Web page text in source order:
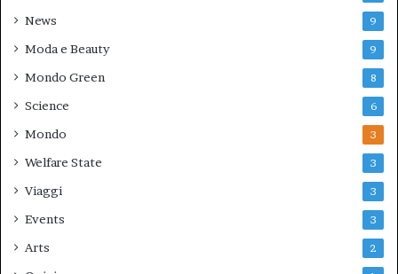
News 9
Moda e Beauty 9
Mondo Green 8
Science 6
Mondo 3
Welfare State 3
Viaggi 3
Events 3
Arts 2